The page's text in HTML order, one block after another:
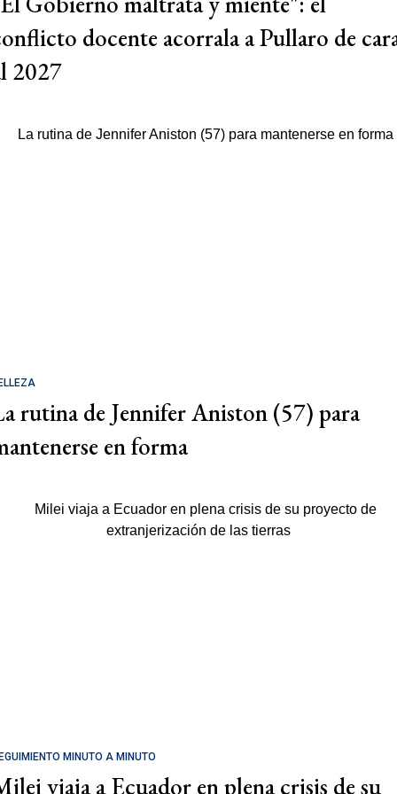
docente acorrala a Pullaro de
2027
rutina de Jennifer Aniston (57) para
en forma
MINUTO A MINUTO
viaja a Ecuador en plena crisis de su